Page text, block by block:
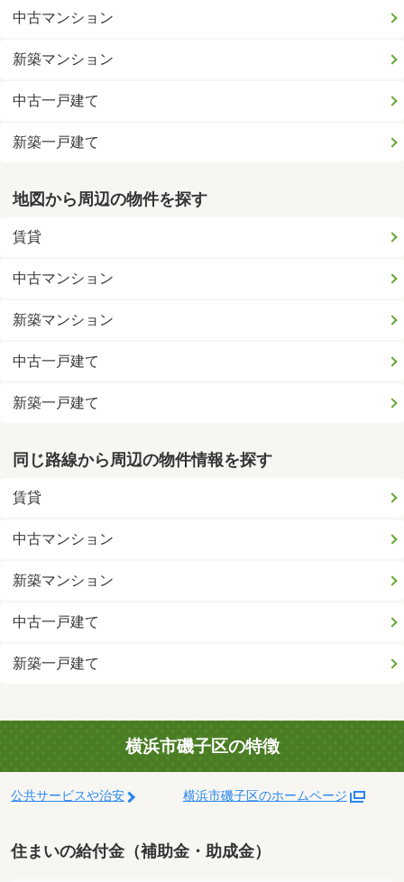
中古マンション
新築マンション
中古一戸建て
新築一戸建て
地図から周辺の物件を探す
賃貸
中古マンション
新築マンション
中古一戸建て
新築一戸建て
同じ路線から周辺の物件情報を探す
賃貸
中古マンション
新築マンション
中古一戸建て
新築一戸建て
横浜市磯子区の特徴
公共サービスや治安 横浜市磯子区のホームページ
住まいの給付金（補助金・助成金）